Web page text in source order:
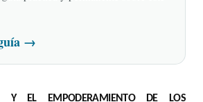
→
Y EL EMPODERAMIENTO DE LOS